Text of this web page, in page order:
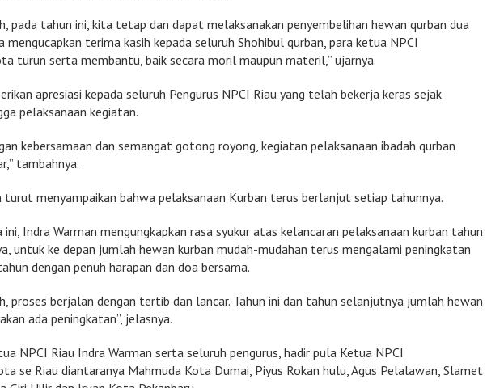
pada tahun ini, kita tetap dan dapat melaksanakan penyembelihan hewan qurban dua
mengucapkan terima kasih kepada seluruh Shohibul qurban, para ketua NPCI
turun serta membantu, baik secara moril maupun materil,” ujarnya.
apresiasi kepada seluruh Pengurus NPCI Riau yang telah bekerja keras sejak
pelaksanaan kegiatan.
kebersamaan dan semangat gotong royong, kegiatan pelaksanaan ibadah qurban
tambahnya.
turut menyampaikan bahwa pelaksanaan Kurban terus berlanjut setiap tahunnya.
ini, Indra Warman mengungkapkan rasa syukur atas kelancaran pelaksanaan kurban tahun
untuk ke depan jumlah hewan kurban mudah-mudahan terus mengalami peningkatan
dengan penuh harapan dan doa bersama.
proses berjalan dengan tertib dan lancar. Tahun ini dan tahun selanjutnya jumlah hewan
ada peningkatan”, jelasnya.
NPCI Riau Indra Warman serta seluruh pengurus, hadir pula Ketua NPCI
se Riau diantaranya Mahmuda Kota Dumai, Piyus Rokan hulu, Agus Pelalawan, Slamet